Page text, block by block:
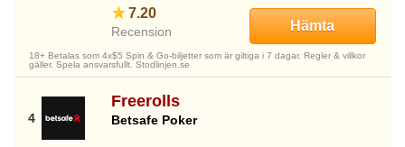
7.20
Recension Hämta
18+ Betalas som 4x$5 Spin & Go-biljetter som är giltiga i 7 dagar. Regler & villkor
gäller. Spela ansvarsfullt. Stodlinjen.se
Freerolls
Betsafe Poker